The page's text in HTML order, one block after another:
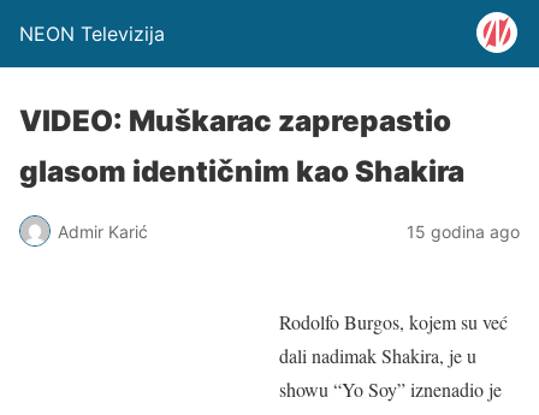
NEON Televizija
VIDEO: Muškarac zaprepastio
glasom identičnim kao Shakira
Admir Karić 15 godina ago
Rodolfo Burgos, kojem su već
dali nadimak Shakira, je u
showu “Yo Soy” iznenadio je